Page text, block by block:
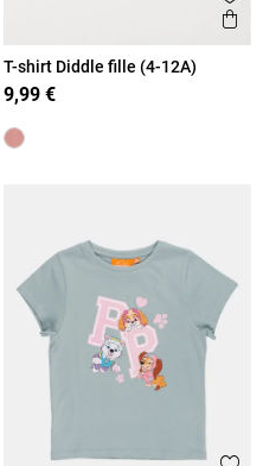
aux favoris
rapide
T-shirt Diddle fille (4-12A)
9,99 €